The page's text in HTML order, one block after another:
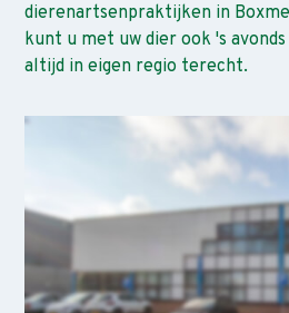
dierenartsenpraktijken in
kunt u met uw dier ook 's
altijd in eigen regio terecht.